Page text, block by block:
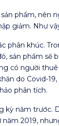
phẩm,
giảm. Như
phân khúc.
sản phẩm sẽ
có người
do Covid-
phân tích.
kỳ năm
2019,